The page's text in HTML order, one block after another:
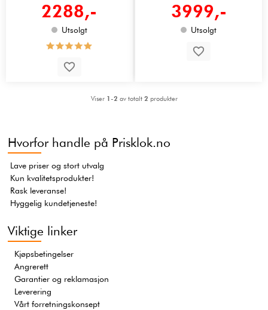
2288,-
Utsolgt
3999,-
Utsolgt
Viser 1-2 av totalt 2 produkter
Hvorfor handle på Prisklok.no
Lave priser og stort utvalg
Kun kvalitetsprodukter!
Rask leveranse!
Hyggelig kundetjeneste!
Viktige linker
Kjøpsbetingelser
Angrerett
Garantier og reklamasjon
Leverering
Vårt forretningskonsept